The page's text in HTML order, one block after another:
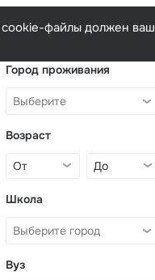
cookie-файлы должен ваш
Город проживания
Возраст
Школа
Вуз